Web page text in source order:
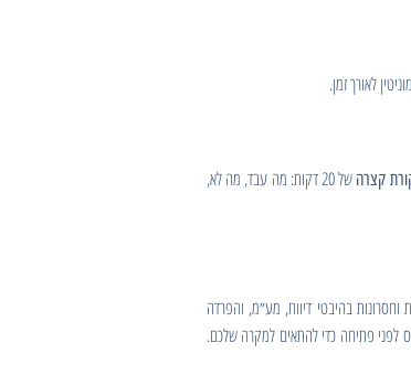
לאורך זמן.
קצרה
של 20 דקות: מה עבד, מה לא,
וחסרונות בהיבטי דיווח, מע״מ, והפרדה
לפני פתיחה כדי להתאים למקרה שלכם.